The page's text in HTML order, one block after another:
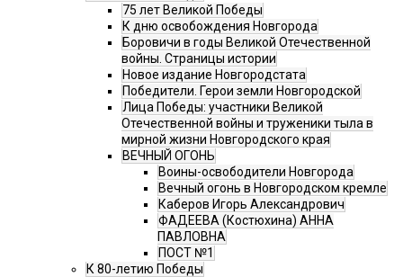
75 лет Великой Победы
К дню освобождения Новгорода
Боровичи в годы Великой Отечественной
войны. Страницы истории
Новое издание Новгородстата
Победители. Герои земли Новгородской
Лица Победы: участники Великой
Отечественной войны и труженики тыла в
мирной жизни Новгородского края
ВЕЧНЫЙ ОГОНЬ
Воины-освободители Новгорода
Вечный огонь в Новгородском кремле
Каберов Игорь Александрович
ФАДЕЕВА (Костюхина) АННА
ПАВЛОВНА
ПОСТ №1
К 80-летию Победы